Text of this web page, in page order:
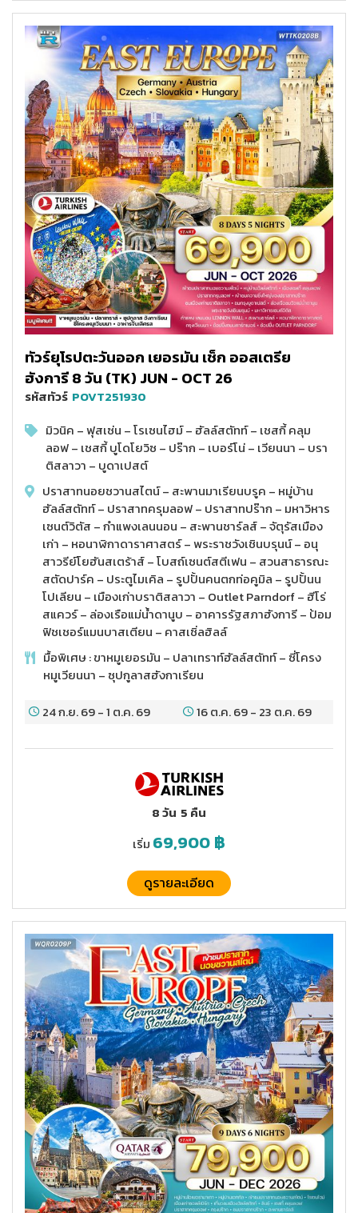
ทัวร์ยุโรปตะวันออก เยอรมัน เช็ก ออสเตรีย
ฮังการี 8 วัน (TK) JUN - OCT 26
รหัสทัวร์ POVT251930
มิวนิค – ฟุสเซ่น – โรเซนไฮม์ – ฮัลล์สตัทท์ – เชสกี้ คลุม
ลอฟ – เชสกี้ บูโดโยวิซ – ปร๊าก – เบอร์โน่ – เวียนนา – บรา
ติสลาวา – บูดาเปสต์
ปราสาทนอยชวานสไตน์ – สะพานมาเรียนบรูค – หมู่บ้าน
ฮัลล์สตัทท์ – ปราสาทครุมลอฟ – ปราสาทปร๊าก – มหาวิหาร
เซนต์วิตัส – กำแพงเลนนอน – สะพานชาร์ลส์ – จัตุรัสเมือง
เก่า – หอนาฬิกาดาราศาสตร์ – พระราชวังเชินบรุนน์ – อนุ
สาวรีย์โยฮันสเตร้าส์ – โบสถ์เซนต์สตีเฟน – สวนสาธารณะ
สตัดปาร์ค – ประตูไมเคิล – รูปปั้นคนตกท่อคูมิล – รูปปั้นน
โปเลียน – เมืองเก่าบราติสลาวา – Outlet Parndorf – ฮีโร่
สแควร์ – ล่องเรือแม่น้ำดานูบ – อาคารรัฐสภาฮังการี – ป้อม
ฟิชเชอร์แมนบาสเตียน – คาสเซิ่ลฮิลล์
มื้อพิเศษ : ขาหมูเยอรมัน – ปลาเทราท์ฮัลล์สตัทท์ – ซี่โครง
หมูเวียนนา – ซุปกูลาสฮังกาเรียน
24 ก.ย. 69-1 ต.ค. 69 16 ต.ค. 69- 23 ต.ค. 69
8 วัน 5 คืน
เริ่ม 69,900฿
ดูรายละเอียด